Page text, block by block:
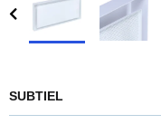
SUBTIEL